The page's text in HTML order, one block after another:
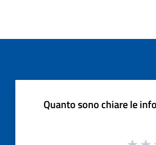
Quanto sono chiare le